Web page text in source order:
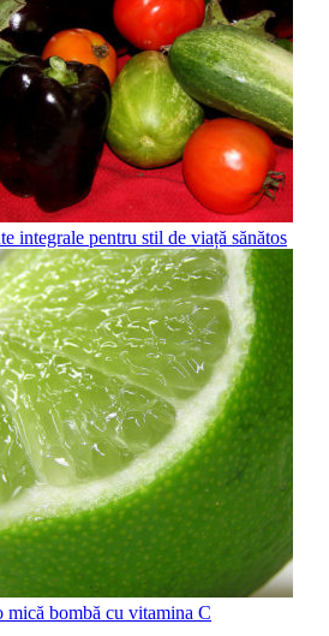
integrale pentru stil de viață sănătos
mică bombă cu vitamina C